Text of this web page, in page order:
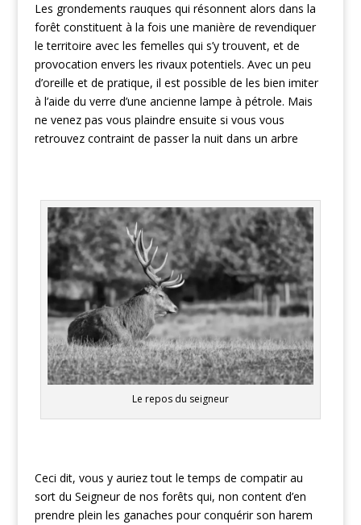
Les grondements rauques qui résonnent alors dans la
forêt constituent à la fois une manière de revendiquer
le territoire avec les femelles qui s’y trouvent, et de
provocation envers les rivaux potentiels. Avec un peu
d’oreille et de pratique, il est possible de les bien imiter
à l’aide du verre d’une ancienne lampe à pétrole. Mais
ne venez pas vous plaindre ensuite si vous vous
retrouvez contraint de passer la nuit dans un arbre
Le repos du seigneur
Ceci dit, vous y auriez tout le temps de compatir au
sort du Seigneur de nos forêts qui, non content d’en
prendre plein les ganaches pour conquérir son harem